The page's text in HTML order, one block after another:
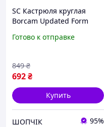
SC Кастрюля круглая
Borcam Updated Form
для запекания и тушения
Готово к отправке
692₴
849 ₴
Купить
ШОПЧІК 95%